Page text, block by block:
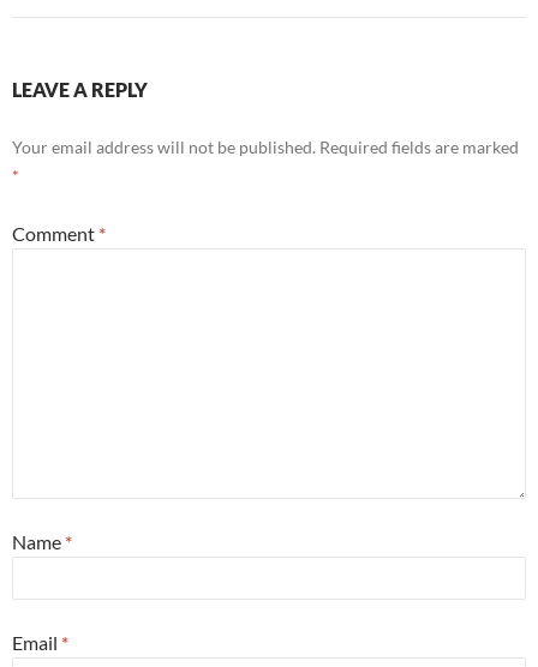
LEAVE A REPLY
Your email address will not be published. Required fields are marked
*
Comment *
Name *
Email *